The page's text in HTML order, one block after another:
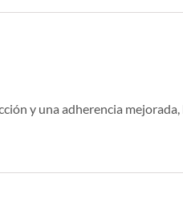
y una adherencia